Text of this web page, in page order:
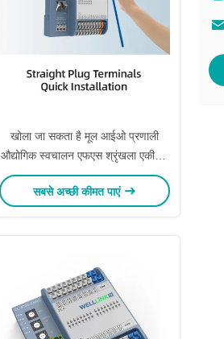
खोला जा सकता है मूल आईओ प्रणाली
औद्योगिक स्वचालन एफएस श्रृंखला एकीकृत
आई/ओ मॉड्यूल सीए-8800-सी1एनएन
आईओ
सबसे अच्छी कीमत पाएं